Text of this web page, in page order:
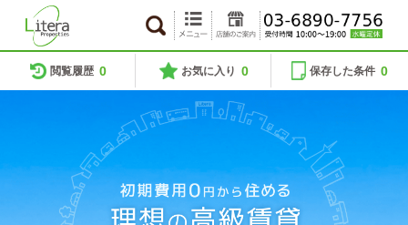
閲覧履歴 0 お気に入り 0 保存した条件 0